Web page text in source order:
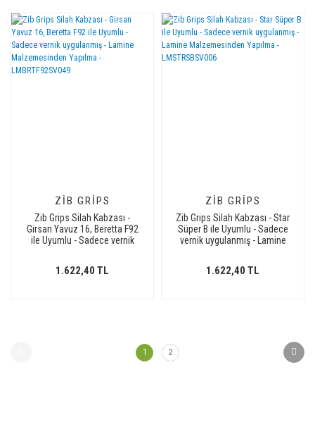
ZIB GRIPS
Zib Grips Silah Kabzası -
Girsan Yavuz 16, Beretta F92
ile Uyumlu - Sadece vernik
LMBRTF92SV049
1.622,40 TL
ZIB GRIPS
Zib Grips Silah Kabzası - Star
Süper B ile Uyumlu - Sadece
vernik uygulanmış - Lamine
1.622,40 TL
1 2